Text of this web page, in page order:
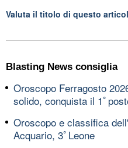
Valuta il titolo di questo
Blasting News consiglia
Oroscopo Ferragosto
solido, conquista il 1ﾟ
Oroscopo e classifica
Acquario, 3ﾟLeone